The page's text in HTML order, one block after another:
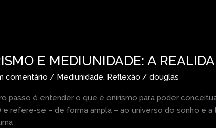
E MEDIUNIDADE: A
comentário / Mediunidade, Reflexão /douglas
passo é entender o que é onirismo para poder
e refere-se – de forma ampla – ao universo do sonho e